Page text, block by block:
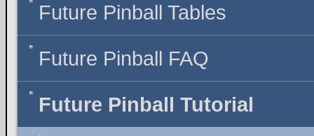
Future Pinball Tables
Future Pinball FAQ
Future Pinball Tutorial